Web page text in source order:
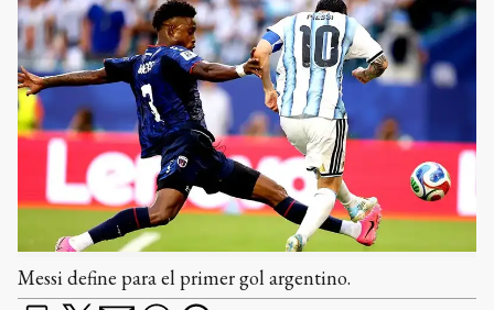
Messi define para el primer gol argentino.